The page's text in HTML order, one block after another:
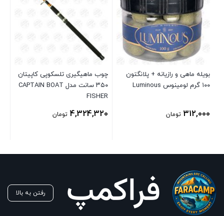
بویله ماهی و رازیانه + پلانگتون
۱۰۰ گرم لومینوس Luminous
312,000 تومان
چوب ماهیگیری تلسکوپی کاپیتان
۳۵۰ سانت مدل CAPTAIN BOAT
FISHER
4,324,320 تومان
رفتن به بالا